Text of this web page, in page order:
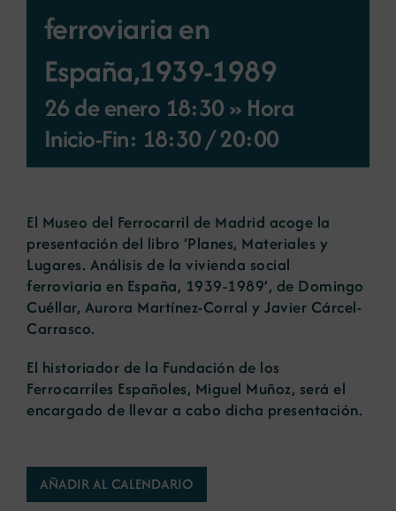
Noticias
Portal de empleo
ferroviaria en
España,1939-1989
26 de enero 18:30 » Hora
Inicio-Fin: 18:30/20:00
El Museo del Ferrocarril de Madrid acoge la
presentación del libro ‘Planes, Materiales y
Lugares. Análisis de la vivienda social
ferroviaria en España, 1939-1989’, de Domingo
Cuéllar, Aurora Martínez-Corral y Javier Cárcel-
Carrasco.
El historiador de la Fundación de los
Ferrocarriles Españoles, Miguel Muñoz, será el
encargado de llevar a cabo dicha presentación.
AÑADIR AL CALENDARIO